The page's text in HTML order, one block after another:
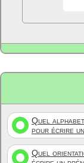
Quel
pour écrire
Quel